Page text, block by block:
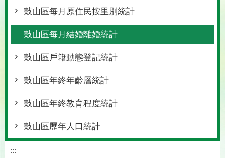
鼓山區每月原住民按里別統計
鼓山區每月結婚離婚統計
鼓山區戶籍動態登記統計
鼓山區年終年齡層統計
鼓山區年終教育程度統計
鼓山區歷年人口統計
:::